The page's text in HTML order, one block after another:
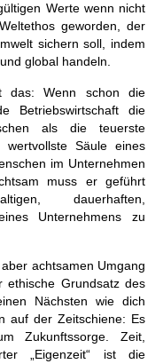
Werte wenn nicht
geworden, der
sichern soll, indem
global handeln.
das: Wenn schon die
Betriebswirtschaft die
als die teuerste
Säule eines
im Unternehmen
muss er geführt
dauerhaften,
Unternehmens zu
achtsamen Umgang
Grundsatz des
Nächsten wie dich
auf der Zeitschiene: Es
Zukunftssorge. Zeit,
„Eigenzeit“ ist die